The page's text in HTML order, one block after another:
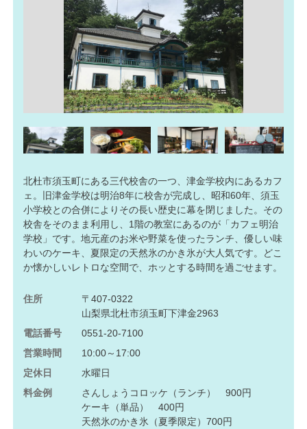
北杜市須玉町にある三代校舎の一つ、津金学校内にあるカフ
ェ。旧津金学校は明治8年に校舎が完成し、昭和60年、須玉
小学校との合併によりその長い歴史に幕を閉じました。その
校舎をそのまま利用し、1階の教室にあるのが「カフェ明治
学校」です。地元産のお米や野菜を使ったランチ、優しい味
わいのケーキ、夏限定の天然氷のかき氷が大人気です。どこ
か懐かしいレトロな空間で、ホッとする時間を過ごせます。
住所
〒407-0322
山梨県北杜市須玉町下津金2963
電話番号
0551-20-7100
営業時間
10:00～17:00
定休日
水曜日
料金例
さんしょうコロッケ（ランチ） 900円
ケーキ（単品） 400円
天然氷のかき氷（夏季限定）700円